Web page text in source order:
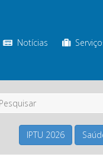
Notícias
IPTU 2026